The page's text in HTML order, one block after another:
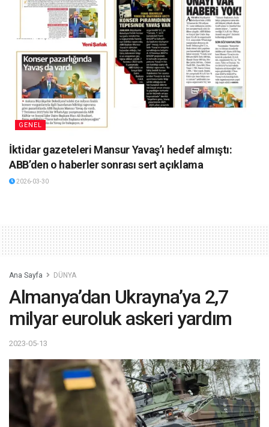
GENEL
İktidar gazeteleri Mansur Yavaş’ı hedef almıştı:
ABB’den o haberler sonrası sert açıklama
2026-03-30
Ana Sayfa DÜNYA
Almanya’dan Ukrayna’ya 2,7
milyar euroluk askeri yardım
2023-05-13